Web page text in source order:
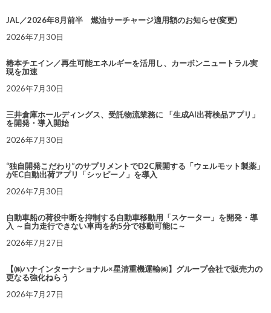
JAL／2026年8月前半 燃油サーチャージ適用額のお知らせ(変更)
2026年7月30日
椿本チエイン／再生可能エネルギーを活用し、カーボンニュートラル実
現を加速
2026年7月30日
三井倉庫ホールディングス、受託物流業務に 「生成AI出荷検品アプリ」
を開発・導入開始
2026年7月30日
“独自開発こだわり”のサプリメントでD2C展開する「ウェルモット製薬」
がEC自動出荷アプリ「シッピーノ」を導入
2026年7月30日
自動車船の荷役中断を抑制する自動車移動用「スケーター」を開発・導
入 ～自力走行できない車両を約5分で移動可能に～
2026年7月27日
【㈱ハナインターナショナル×星清重機運輸㈱】グループ会社で販売力の
更なる強化ねらう
2026年7月27日